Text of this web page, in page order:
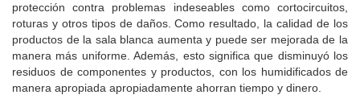
protección contra problemas indeseables como cortocircuitos,
roturas y otros tipos de daños.Como resultado, la calidad de los
productos de la sala blanca aumenta y puede ser mejorada de la
manera más uniforme.Además, esto significa que disminuyó los
residuos de componentes y productos, con los humidificados de
manera apropiada apropiadamente ahorran tiempo y dinero.